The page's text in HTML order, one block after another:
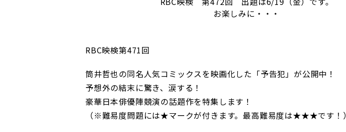
お楽しみに・・・
RBC映検第471回
筒井哲也の同名人気コミックスを映画化した「予告犯」が公開中！
予想外の結末に驚き、涙する！
豪華日本俳優陣競演の話題作を特集します！
（※難易度問題には★マークが付きます。最高難易度は★★★です！）